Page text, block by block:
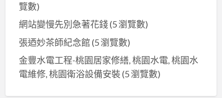
覽數)
網站變慢先別急著花錢(5 瀏覽數)
張迺妙茶師紀念館 (5 瀏覽數)
金豐水電工程-桃園居家修繕, 桃園水電, 桃園水
電維修, 桃園衛浴設備安裝 (5 瀏覽數)